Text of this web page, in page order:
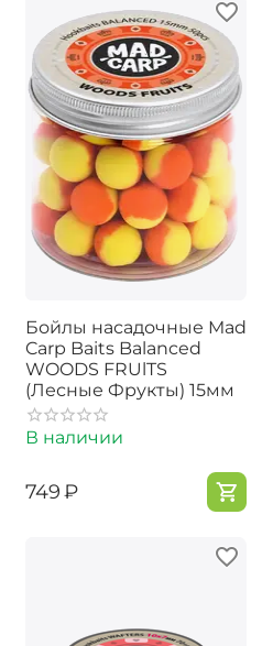
Бойлы насадочные Mad
Carp Baits Balanced
WOODS FRUlTS
(Лесные Фрукты) 15мм
В наличии
‍749‍ ₽